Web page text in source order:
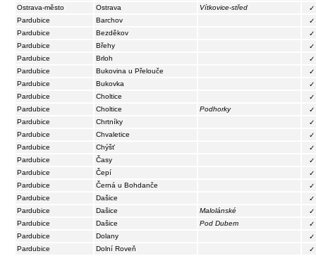
Ostrava-město
Ostrava Vítkovice-střed
✓
Pardubice
Barchov
✓
Pardubice
Bezděkov
✓
Pardubice
Břehy
✓
Pardubice
Brloh
✓
Pardubice
Bukovina u Přelouče
✓
Pardubice
Bukovka
✓
Pardubice
Choltice
✓
Pardubice
Choltice Podhorky
✓
Pardubice
Chrtníky
✓
Pardubice
Chvaletice
✓
Pardubice
Chýšť
✓
Pardubice
Časy
✓
Pardubice
Čepí
✓
Pardubice
Černá u Bohdanče
✓
Pardubice
Dašice
✓
Pardubice
Dašice Malolánské
✓
Pardubice
Dašice Pod Dubem
✓
Pardubice
Dolany
✓
Pardubice
Dolní Roveň
✓